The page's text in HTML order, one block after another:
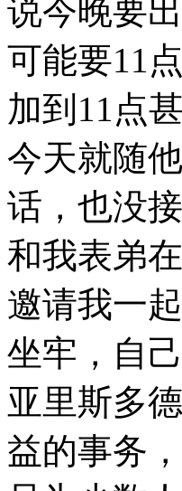
说今晚要
可能要11
加到 11 点
今天就随
话，也没
和我表弟
邀请我一
坐牢，自
亚里斯多德
益的事务